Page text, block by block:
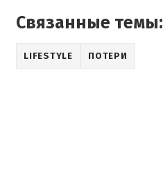
Связанные темы:
LIFESTYLE ПОТЕРИ